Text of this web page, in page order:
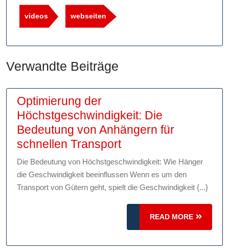
videos webseiten
Verwandte Beiträge
Optimierung der
Höchstgeschwindigkeit: Die
Bedeutung von Anhängern für
schnellen TransportOptimierung
der
Die
Bedeutung
Anhängern
für
Die Bedeutung von Höchstgeschwindigkeit: Wie Hänger
die Geschwindigkeit beeinflussen Wenn es um den
Transport von Gütern geht, spielt die Geschwindigkeit {...}
READ MORE
READ
MORE